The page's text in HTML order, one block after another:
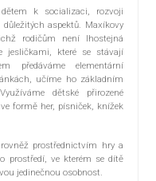
k socializaci, rozvoji
aspektů. Maxíkovy
rodičům není lhostejná
jesličkami, které se stávají
předáváme elementární
učíme ho základním
dětské přirozené
formě her, písniček, knížek
prostřednictvím hry a
prostředí, ve kterém se dítě
jedinečnou osobnost.